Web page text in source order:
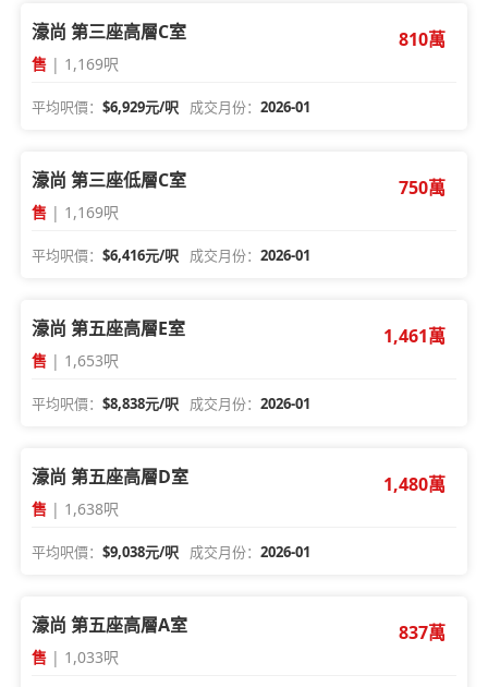
濠尚 第三座高層C室
售 | 1,169呎
810萬
平均呎價：$6,929元/呎 成交月份：2026-01
濠尚 第三座低層C室
售 | 1,169呎
750萬
平均呎價：$6,416元/呎 成交月份：2026-01
濠尚 第五座高層E室
售 | 1,653呎
1,461萬
平均呎價：$8,838元/呎 成交月份：2026-01
濠尚 第五座高層D室
售 | 1,638呎
1,480萬
平均呎價：$9,038元/呎 成交月份：2026-01
濠尚 第五座高層A室
售 | 1,033呎
837萬